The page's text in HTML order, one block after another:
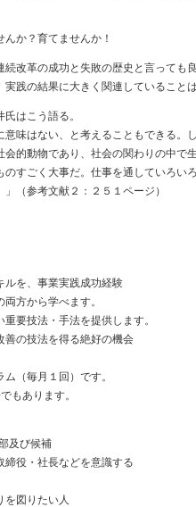
んか？育てませんか！
改革の成功と失敗の歴史と言っても
践の結果に大きく関連していることは
はこう語る。
意味はない、と考えることもできる。
的動物であり、社会の関わりの中で
すごく大事だ。仕事を通していろい
（参考文献２：２５１ページ）
を、事業実践成功経験
方から学べます。
要技法・手法を提供します。
の技法を得る絶好の機会
（毎月１回）です。
あります。
及び候補
役・社長などを意識する
図りたい人